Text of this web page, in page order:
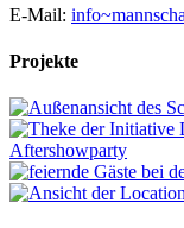
E-Mail:
Projekte